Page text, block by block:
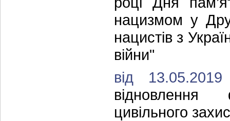
нацизмом у
нацистів з
війни"
від
відновлення
цивільного